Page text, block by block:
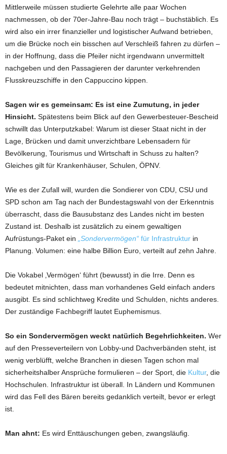
Mittlerweile müssen studierte Gelehrte alle paar Wochen
nachmessen, ob der 70er-Jahre-Bau noch trägt – buchstäblich. Es
wird also ein irrer finanzieller und logistischer Aufwand betrieben,
um die Brücke noch ein bisschen auf Verschleiß fahren zu dürfen –
in der Hoffnung, dass die Pfeiler nicht irgendwann unvermittelt
nachgeben und den Passagieren der darunter verkehrenden
Flusskreuzschiffe in den Cappuccino kippen.
Sagen wir es gemeinsam: Es ist eine Zumutung, in jeder
Hinsicht. Spätestens beim Blick auf den Gewerbesteuer-Bescheid
schwillt das Unterputzkabel: Warum ist dieser Staat nicht in der
Lage, Brücken und damit unverzichtbare Lebensadern für
Bevölkerung, Tourismus und Wirtschaft in Schuss zu halten?
Gleiches gilt für Krankenhäuser, Schulen, ÖPNV.
Wie es der Zufall will, wurden die Sondierer von CDU, CSU und
SPD schon am Tag nach der Bundestagswahl von der Erkenntnis
überrascht, dass die Bausubstanz des Landes nicht im besten
Zustand ist. Deshalb ist zusätzlich zu einem gewaltigen
Aufrüstungs-Paket ein
„Sondervermögen“ für Infrastruktur in
Planung. Volumen: eine halbe Billion Euro, verteilt auf zehn Jahre.
Die Vokabel ‚Vermögen‘ führt (bewusst) in die Irre. Denn es
bedeutet mitnichten, dass man vorhandenes Geld einfach anders
ausgibt. Es sind schlichtweg Kredite und Schulden, nichts anderes.
Der zuständige Fachbegriff lautet Euphemismus.
So ein Sondervermögen weckt natürlich Begehrlichkeiten. Wer
auf den Presseverteilern von Lobby-und Dachverbänden steht, ist
wenig verblüfft, welche Branchen in diesen Tagen schon mal
sicherheitshalber Ansprüche formulieren – der Sport, die Kultur, die
Hochschulen. Infrastruktur ist überall. In Ländern und Kommunen
wird das Fell des Bären bereits gedanklich verteilt, bevor er erlegt
ist.
Man ahnt: Es wird Enttäuschungen geben, zwangsläufig.